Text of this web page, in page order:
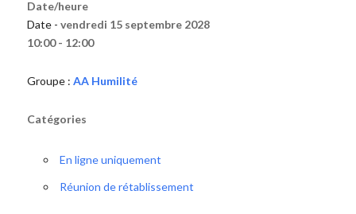
Date/heure
Date - vendredi 15 septembre 2028
10:00 - 12:00
Groupe : AA Humilité
Catégories
En ligne uniquement
Réunion de rétablissement